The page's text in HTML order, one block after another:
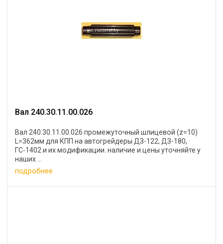
Вал 240.30.11.00.026
Вал 240.30.11.00.026 промежуточный шлицевой (z=10)
L=362мм для КПП на автогрейдеры ДЗ-122, ДЗ-180,
ГС-1402 и их модификации. наличие и цены уточняйте у
наших ...
подробнее